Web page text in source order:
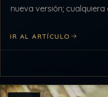
nueva versión;
IR AL ARTÍCULO